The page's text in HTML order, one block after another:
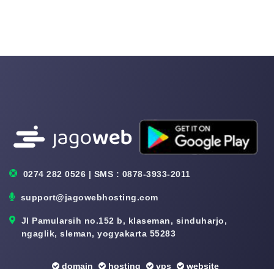
0274 282 0526 | SMS : 0878-3933-2011
support@jagowebhosting.com
Jl Pamularsih no.152 b, klaseman, sinduharjo,
ngaglik, sleman, yogyakarta 55283
domain hosting vps website